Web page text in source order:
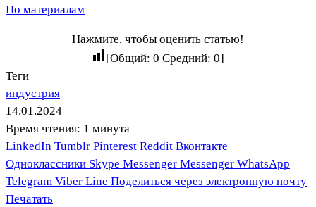
По материалам
Нажмите, чтобы оценить статью!
[Общий: 0 Средний: 0]
Теги
индустрия
14.01.2024
Время чтения: 1 минута
LinkedIn Tumblr Pinterest Reddit Вконтакте
Одноклассники Skype Messenger Messenger WhatsApp
Telegram Viber Line Поделиться через электронную почту
Печатать